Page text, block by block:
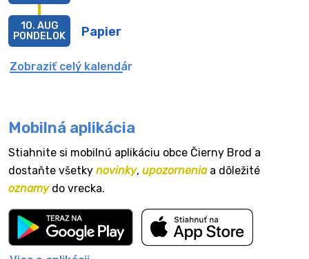
Papier
10. AUG
PONDELOK
Zobraziť celý kalendár
Mobilná aplikácia
Stiahnite si mobilnú aplikáciu obce Čierny Brod a
dostaňte všetky novinky, upozorneniaa dôležité
oznamydo vrecka.